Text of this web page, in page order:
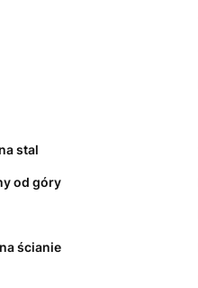
stal
od góry
ścianie